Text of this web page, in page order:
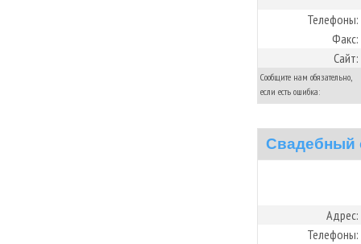
Телефоны:
Факс:
Сайт:
Сообщите нам обязательно,
если есть ошибка:
Адрес:
Телефоны: